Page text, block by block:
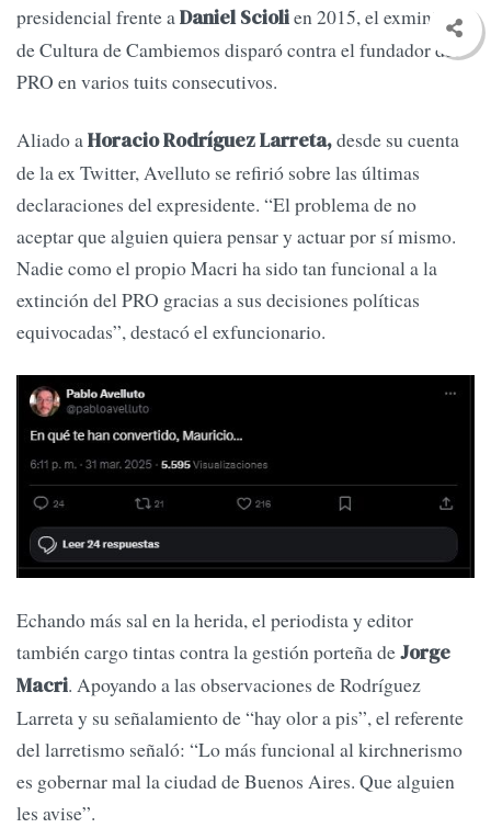
presidencial frente aDaniel Sciolien 2015, el exministro
de Cultura de Cambiemos disparó contra el fundador del
PRO en varios tuits consecutivos.
Aliado aHoracio Rodríguez Larreta,desde su cuenta
de la ex Twitter, Avelluto se refirió sobre las últimas
declaraciones del expresidente. “El problema de no
aceptar que alguien quiera pensar y actuar por sí mismo.
Nadie como el propio Macri ha sido tan funcional a la
extinción del PRO gracias a sus decisiones políticas
equivocadas”, destacó el exfuncionario.
Echando más sal en la herida, el periodista y editor
también cargo tintas contra la gestión porteña deJorge
Macri. Apoyando a las observaciones de Rodríguez
Larreta y su señalamiento de “hay olor a pis”, el referente
del larretismo señaló: “Lo más funcional al kirchnerismo
es gobernar mal la ciudad de Buenos Aires. Que alguien
les avise”.